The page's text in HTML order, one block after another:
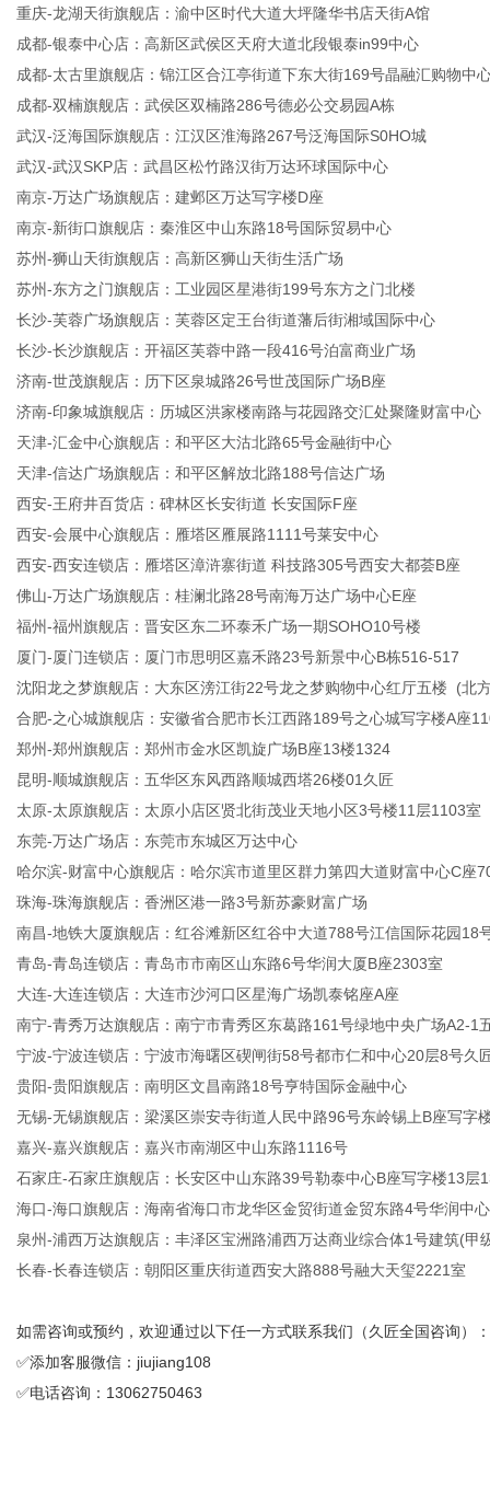
重庆-龙湖天街旗舰店：渝中区时代大道大坪隆华书店天街A馆
成都-银泰中心店：高新区武侯区天府大道北段银泰in99中心
成都-太古里旗舰店：锦江区合江亭街道下东大街169号晶融汇购物中
成都-双楠旗舰店：武侯区双楠路286号德必公交易园A栋
武汉-泛海国际旗舰店：江汉区淮海路267号泛海国际S0HO城
武汉-武汉SKP店：武昌区松竹路汉街万达环球国际中心
南京-万达广场旗舰店：建邺区万达写字楼D座
南京-新街口旗舰店：秦淮区中山东路18号国际贸易中心
苏州-狮山天街旗舰店：高新区狮山天街生活广场
苏州-东方之门旗舰店：工业园区星港街199号东方之门北楼
长沙-芙蓉广场旗舰店：芙蓉区定王台街道藩后街湘域国际中心
长沙-长沙旗舰店：开福区芙蓉中路一段416号泊富商业广场
济南-世茂旗舰店：历下区泉城路26号世茂国际广场B座
济南-印象城旗舰店：历城区洪家楼南路与花园路交汇处聚隆财富中心
天津-汇金中心旗舰店：和平区大沽北路65号金融街中心
天津-信达广场旗舰店：和平区解放北路188号信达广场
西安-王府井百货店：碑林区长安街道 长安国际F座
西安-会展中心旗舰店：雁塔区雁展路1111号莱安中心
西安-西安连锁店：雁塔区漳浒寨街道 科技路305号西安大都荟B座
佛山-万达广场旗舰店：桂澜北路28号南海万达广场中心E座
福州-福州旗舰店：晋安区东二环泰禾广场一期SOHO10号楼
厦门-厦门连锁店：厦门市思明区嘉禾路23号新景中心B栋516-517
沈阳龙之梦旗舰店：大东区滂江街22号龙之梦购物中心红厅五楼 (北
合肥-之心城旗舰店：安徽省合肥市长江西路189号之心城写字楼A座
郑州-郑州旗舰店：郑州市金水区凯旋广场B座13楼1324
昆明-顺城旗舰店：五华区东风西路顺城西塔26楼01久匠
太原-太原旗舰店：太原小店区贤北街茂业天地小区3号楼11层1103室
东莞-万达广场店：东莞市东城区万达中心
哈尔滨-财富中心旗舰店：哈尔滨市道里区群力第四大道财富中心C座
珠海-珠海旗舰店：香洲区港一路3号新苏豪财富广场
南昌-地铁大厦旗舰店：红谷滩新区红谷中大道788号江信国际花园18
青岛-青岛连锁店：青岛市市南区山东路6号华润大厦B座2303室
大连-大连连锁店：大连市沙河口区星海广场凯泰铭座A座
南宁-青秀万达旗舰店：南宁市青秀区东葛路161号绿地中央广场A2-1
宁波-宁波连锁店：宁波市海曙区碶闸街58号都市仁和中心20层8号久
贵阳-贵阳旗舰店：南明区文昌南路18号亨特国际金融中心
无锡-无锡旗舰店：梁溪区崇安寺街道人民中路96号东岭锡上B座写字
嘉兴-嘉兴旗舰店：嘉兴市南湖区中山东路1116号
石家庄-石家庄旗舰店：长安区中山东路39号勒泰中心B座写字楼13层
海口-海口旗舰店：海南省海口市龙华区金贸街道金贸东路4号华润中心
泉州-浦西万达旗舰店：丰泽区宝洲路浦西万达商业综合体1号建筑(甲
长春-长春连锁店：朝阳区重庆街道西安大路888号融大天玺2221室
如需咨询或预约，欢迎通过以下任一方式联系我们（久匠全国咨询）：
✅添加客服微信：jiujiang108
✅电话咨询：13062750463